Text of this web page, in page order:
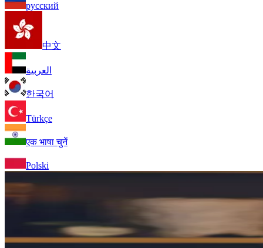
русский
中文
العربية
한국어
Türkçe
एक भाषा चुनें
Polski